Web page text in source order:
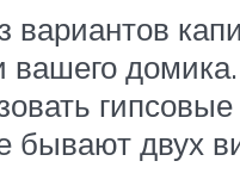
вариантов
вашего
бывают двух